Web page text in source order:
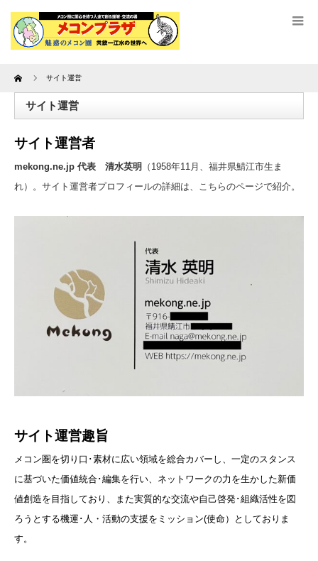
Home サイト運営
サイト運営
サイト運営者
mekong.ne.jp 代表 清水英明
（1958年11月、福井県鯖江市生ま
れ）。サイト運営者プロフィールの詳細は、こちらのページで紹介。
サイト運営趣旨
メコン圏を切り口･素材に広い領域を総合カバーし、一定のスタンス
に基づいた価値統合･編集を行い、ネットワークの力を生かした新価
値創造を目指しており、また実質的な交流や自己啓発･組織活性を図
ろうとする機運･人・活動の支援をミッション(使命）としておりま
す。